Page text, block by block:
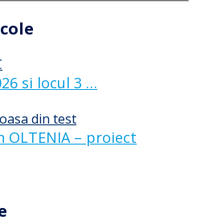
si locul 3 …
– proiect